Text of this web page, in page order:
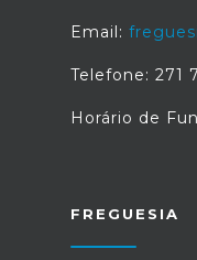
Email:
Telefone: 271
Horário de
FREGUESIA